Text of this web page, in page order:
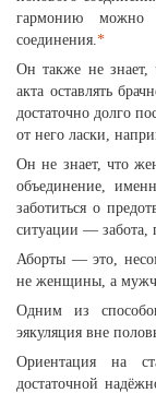
гармонию можно
соединения.*
Он также не знает,
акта оставлять
достаточно долго
от него ласки,
Он не знает, что
объединение,
заботиться о
ситуации — забота,
Аборты — это,
не женщины, а
Одним из
эякуляция вне
Ориентация на
достаточной